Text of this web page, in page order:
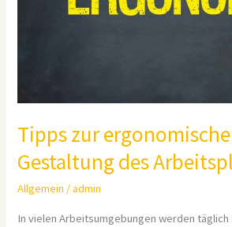
Tipps zur
Gestaltung des
Allgemein /admin
In vielen Arbeitsumgebungen werden
Arbeitsplatzes